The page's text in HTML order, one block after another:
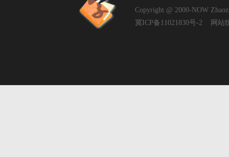
Copyright @ 2000-NOW
冀ICP备11021830号-2
网站